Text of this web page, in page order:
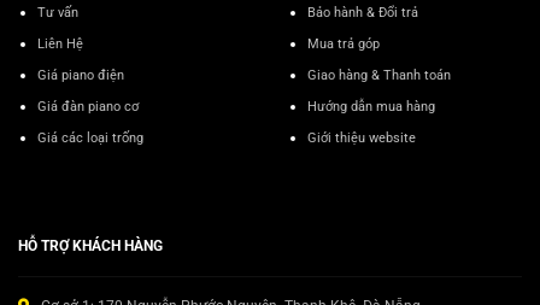
Tư vấn
Liên Hệ
Giá piano điện
Giá đàn piano cơ
Giá các loại trống
Bảo hành & Đổi trả
Mua trả góp
Giao hàng & Thanh toán
Hướng dẫn mua hàng
Giới thiệu website
HỖ TRỢ KHÁCH HÀNG